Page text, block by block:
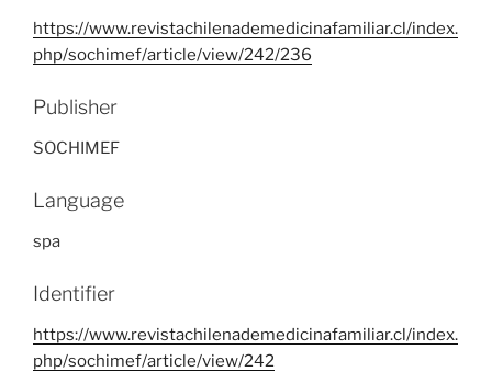
https://www.revistachilenademedicinafamiliar.cl/index.
php/sochimef/article/view/242/236
Publisher
SOCHIMEF
Language
spa
Identifier
https://www.revistachilenademedicinafamiliar.cl/index.
php/sochimef/article/view/242